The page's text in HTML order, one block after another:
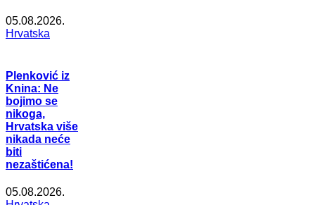
05.08.2026.
Hrvatska
Plenković iz
Knina: Ne
bojimo se
nikoga,
Hrvatska više
nikada neće
biti
nezaštićena!
05.08.2026.